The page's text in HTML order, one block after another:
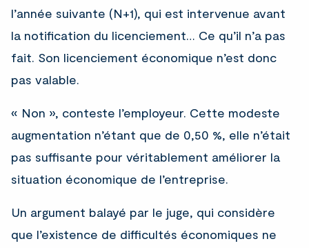
l’année suivante (N+1), qui est intervenue avant
la notification du licenciement… Ce qu’il n’a pas
fait. Son licenciement économique n’est donc
pas valable.
« Non », conteste l’employeur. Cette modeste
augmentation n’étant que de 0,50 %, elle n’était
pas suffisante pour véritablement améliorer la
situation économique de l’entreprise.
Un argument balayé par le juge, qui considère
que l’existence de difficultés économiques ne